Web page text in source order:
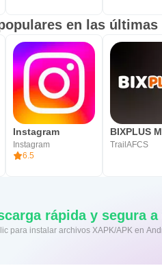
en las últimas
Instagram
Instagram
6.5
TrailAFCS
rápida y segura
para instalar archivos XAPK/APK en